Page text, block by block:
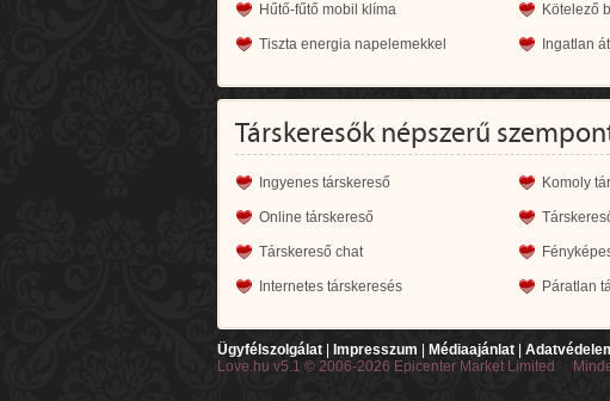
Hűtő-fűtő mobil klíma Kötelező
Tiszta energia napelemekkel Ingatlan
Társkeresők népszerű
Ingyenes társkereső Komoly
Online társkereső
Társkereső chat
Internetes társkeresés Páratlan
Ügyfélszolgálat Impresszum Médiaajánlat
Love.hu v5.1 © 2006-2026 Epicenter Market Limited